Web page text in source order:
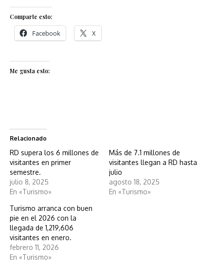
Comparte esto:
Facebook X
Me gusta esto:
Relacionado
RD supera los 6 millones de
visitantes en primer
semestre.
julio 8, 2025
En «Turismo»
Más de 7.1 millones de
visitantes llegan a RD hasta
julio
agosto 18, 2025
En «Turismo»
Turismo arranca con buen
pie en el 2026 con la
llegada de 1,219,606
visitantes en enero.
febrero 11, 2026
En «Turismo»